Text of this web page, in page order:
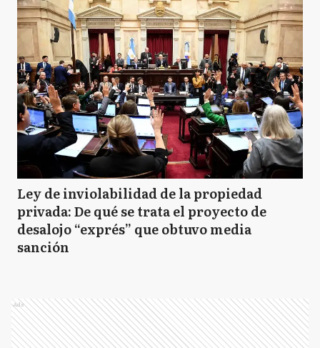
Ley de inviolabilidad de la propiedad
privada: De qué se trata el proyecto de
desalojo “exprés” que obtuvo media
sanción
Ads